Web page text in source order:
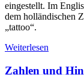
eingestellt. Im
dem holländischen
„tattoo“.
Weiterlesen
Zahlen und